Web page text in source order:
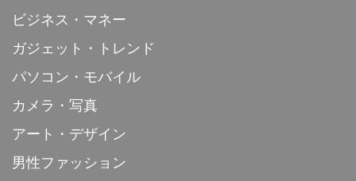
ビジネス・マネー
ガジェット・トレンド
パソコン・モバイル
カメラ・写真
アート・デザイン
男性ファッション